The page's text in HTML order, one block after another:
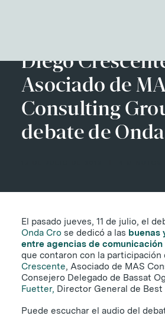
Diego
Asociado de
Consulting
debate de
El pasado jueves, 11 de julio, el
Onda Cro se dedicó a las buenas
entre agencias de
que contaron con la participación
Crescente, Asociado de MAS
Consejero Delegado de Bassat
Fuetter, Director General de Best
Puede escuchar el audio del